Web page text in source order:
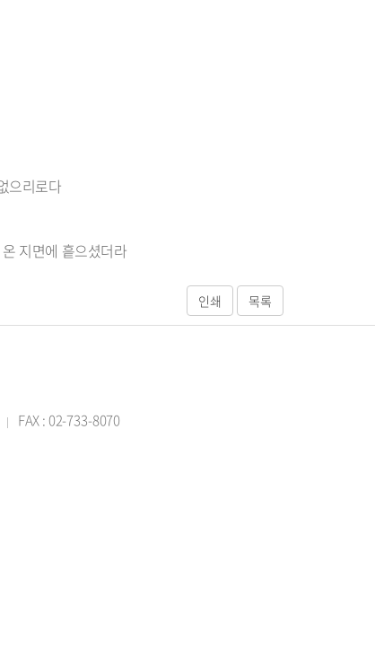
으리로다
지면에 흩으셨더라
|
FAX : 02-733-8070